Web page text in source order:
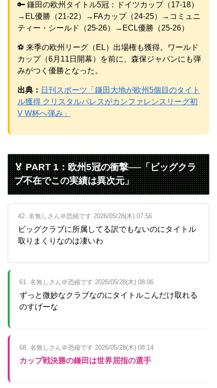
Powered by livedoor 相互RSS
🔑 鎌田の欧州タイトル5冠：ドイツカップ（17-18）
→EL優勝（21-22）→FAカップ（24-25）→コミュニ
ティー・シールド（25-26）→ECL優勝（25-26）
⚽ 来季の欧州リーグ（EL）出場権も獲得。ワールド
カップ（6月11日開幕）を前に、森保ジャパンにも弾
みがつく優勝となった。
出典： 日刊スポーツ「鎌田大地が欧州5個目のタイト
ル獲得 クリスタルパレスがカンファレンスリーグ初
V W杯へ弾み」
🏅 PART 1：欧州5冠の衝撃──「ビッグクラ
ブ不在でこの実績は異次元」
42. 名無しさん＠恐縮です 2026/05/28(木) 07:56
ビッグクラブに所属してる訳でもないのにタイトル
取りまくりなのは凄いわ
61. 名無しさん＠恐縮です 2026/05/28(木) 08:06
ずっと微妙なクラブなのにタイトルこんだけ取れる
のすげーな
68. 名無しさん＠恐縮です 2026/05/28(木) 08:14
カップ戦決勝の鎌田は世界屈指の選手